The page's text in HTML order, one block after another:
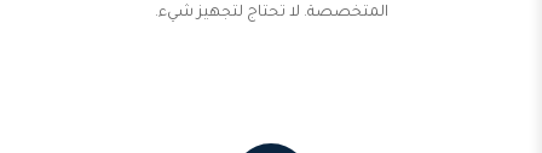
المتخصصة. لا تحتاج لتجهيز شيء.